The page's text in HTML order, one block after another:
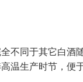
不同于其它白酒
温生产时节，便